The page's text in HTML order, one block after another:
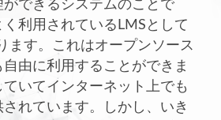
できるシステムのことで
利用されているLMSとして
ます。これはオープンソース
由に利用することができま
いてインターネット上でも
れています。しかし、いき